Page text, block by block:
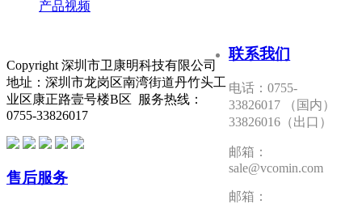
产品视频
联系我们
电话：0755-
33826017 （国内）
33826016（出口）
邮箱：
sale@vcomin.com
邮箱：
Copyright 深圳市卫康明科技有限公司
地址：深圳市龙岗区南湾街道丹竹头工
业区康正路壹号楼B区 服务热线：
0755-33826017
售后服务